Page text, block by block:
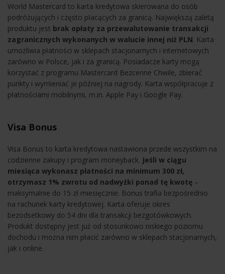
World Mastercard to karta kredytowa skierowana do osób
podróżujących i często płacących za granicą. Największą zaletą
produktu jest brak opłaty za przewalutowanie transakcji
zagranicznych wykonanych w walucie innej niż PLN. Karta
umożliwia płatności w sklepach stacjonarnych i internetowych
zarówno w Polsce, jak i za granicą. Posiadacze karty mogą
korzystać z programu Mastercard Bezcenne Chwile, zbierać
punkty i wymieniać je później na nagrody. Karta współpracuje z
płatnościami mobilnymi, m.in. Apple Pay i Google Pay.
Visa Bonus
Visa Bonus to karta kredytowa nastawiona przede wszystkim na
codzienne zakupy i program moneyback. Jeśli w ciągu
miesiąca wykonasz płatności na minimum 300 zł,
otrzymasz 1% zwrotu od nadwyżki ponad tę kwotę –
maksymalnie do 15 zł miesięcznie. Bonus trafia bezpośrednio
na rachunek karty kredytowej. Karta oferuje okres
bezodsetkowy do 54 dni dla transakcji bezgotówkowych.
Produkt dostępny jest już od stosunkowo niskiego poziomu
dochodu i można nim płacić zarówno w sklepach stacjonarnych,
jak i online.